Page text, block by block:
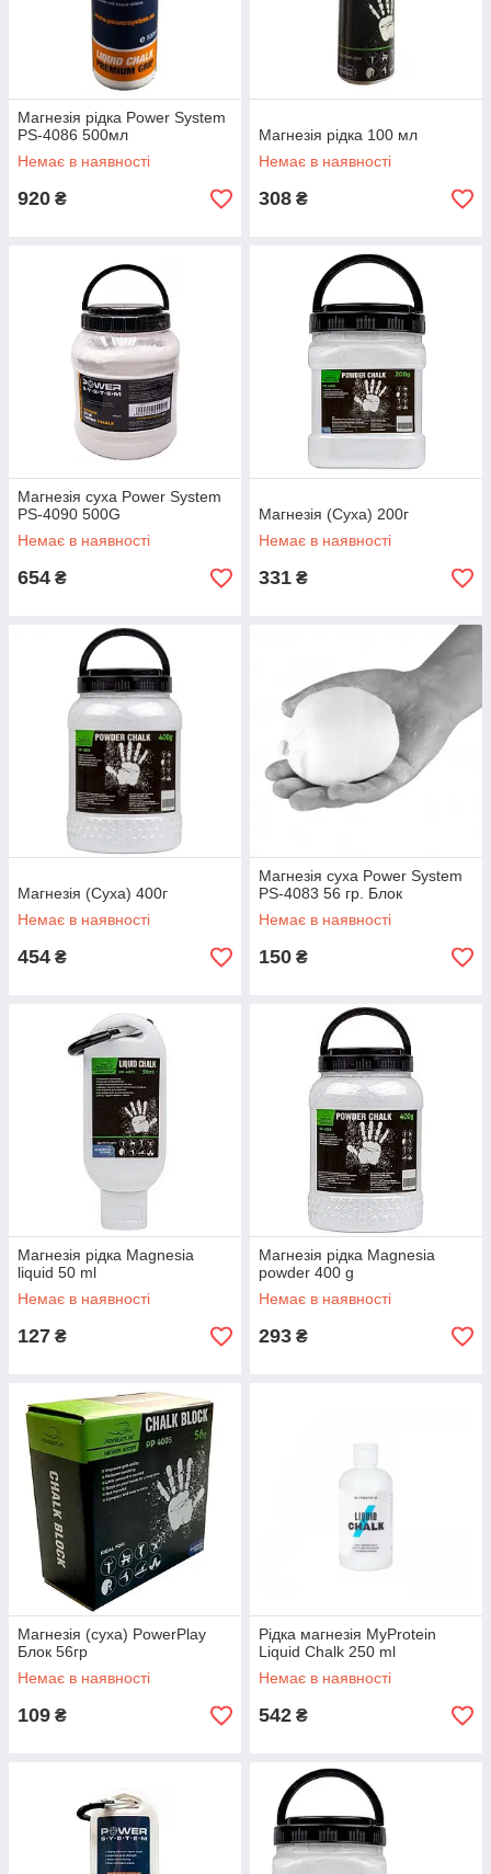
Магнезія рідка Power System
PS-4086 500мл
Немає в наявності
920 ₴
Магнезія рідка 100 мл
Немає в наявності
308 ₴
Магнезія суха Power System
PS-4090 500G
Немає в наявності
654 ₴
Магнезія (Суха) 200г
Немає в наявності
331 ₴
Магнезія (Суха) 400г
Немає в наявності
454 ₴
Магнезія суха Power System
PS-4083 56 гр. Блок
Немає в наявності
150 ₴
Магнезія рідка Magnesia
liquid 50 ml
Немає в наявності
127 ₴
Магнезія рідка Magnesia
powder 400 g
Немає в наявності
293 ₴
Магнезія (суха) PowerPlay
Блок 56гр
Немає в наявності
109 ₴
Рідка магнезія MyProtein
Liquid Chalk 250 ml
Немає в наявності
542 ₴